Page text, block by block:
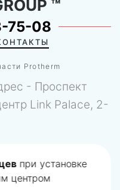
Protherm
™
75-08
- Проспект
Link Palace, 2-
при установке
центром